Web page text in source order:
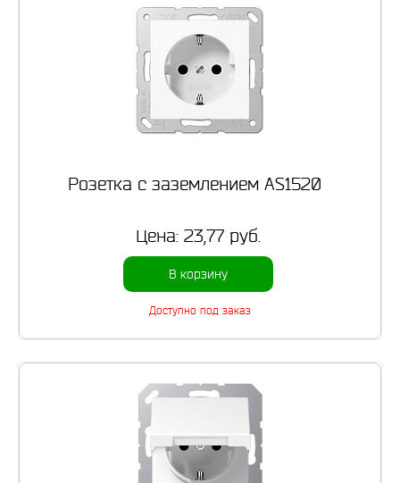
Розетка с заземлением AS1520
Цена: 23,77 руб.
В корзину
Доступно под заказ